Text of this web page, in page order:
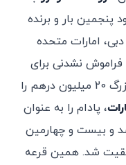
پنجمین بار و برنده
شگفت زده شد. 19 آوریل 2023، دبی، امارات متحده
نشدنی برای
پذیرنده نپالی بود، زیرا محظوظ جایزه بزرگ 20 میلیون درهم را
، پادام را به عنوان
و بیست و چهارمین
شد. همین قرعه